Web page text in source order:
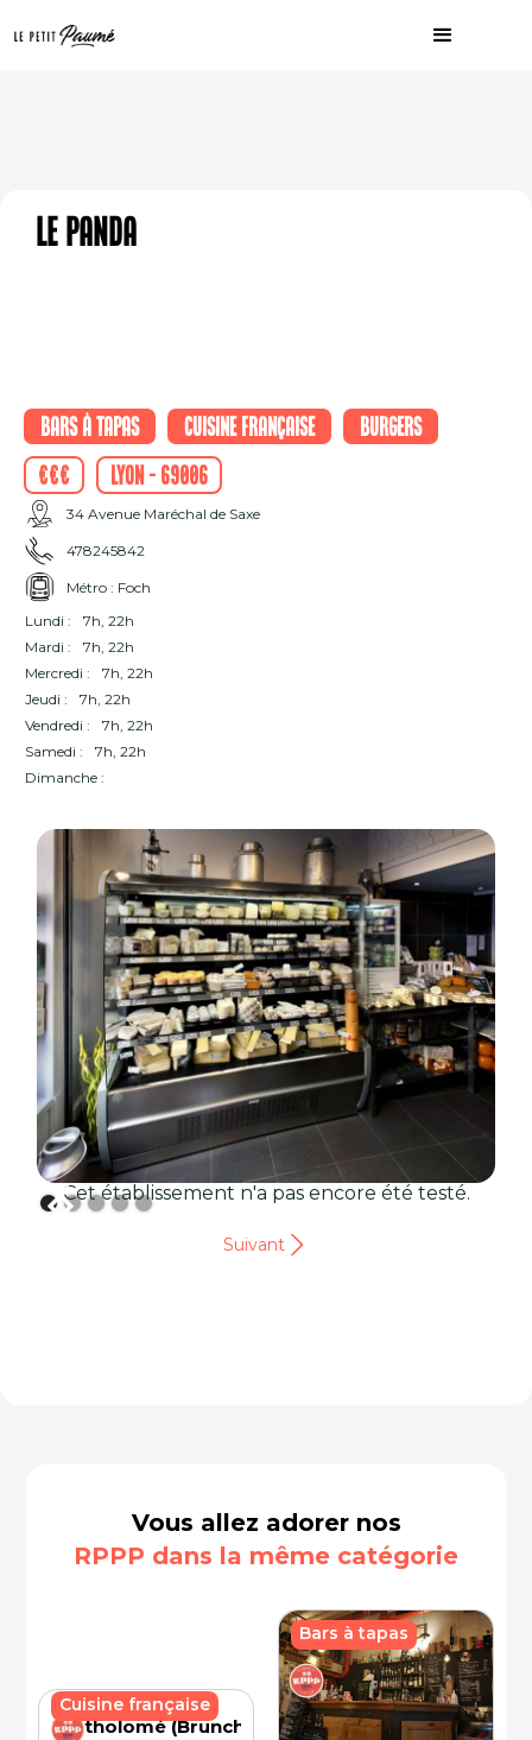
Le Panda
Bars à tapas Cuisine française
Burgers
€€€
Lyon - 69006
34 Avenue Maréchal de Saxe
478245842
Métro : Foch
Lundi :
7h, 22h
Mardi :
7h, 22h
Mercredi :
7h, 22h
Jeudi :
7h, 22h
Vendredi :
7h, 22h
Samedi :
7h, 22h
Dimanche :
Cet établissement n'a pas encore été testé.
Suivant
Vous allez adorer nos
RPPP dans la même catégorie
Bartholomé (Brunch)
Cuisine française
Bars à tapas